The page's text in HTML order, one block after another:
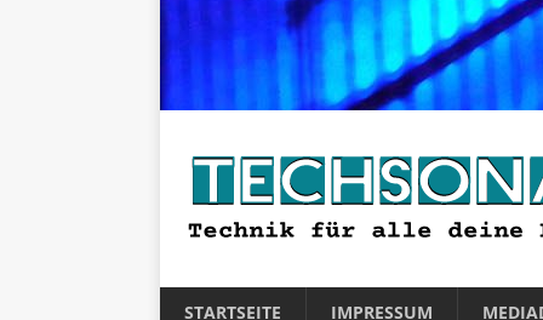
STARTSEITE IMPRESSUM